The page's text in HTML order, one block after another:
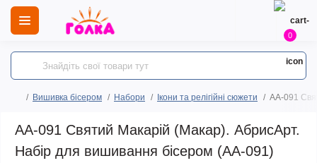
0
Вишивка бісером Набори Ікони та релігійні сюжети AA-091
AA-091 Святий Макарій (Макар). АбрисАрт.
Набір для вишивання бісером (АА-091)